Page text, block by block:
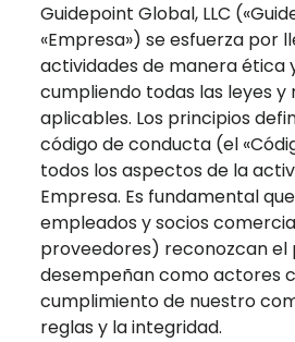
Guidepoint Global, LLC
«Empresa») se esfuerza por
actividades de manera ética
cumpliendo todas las leyes
aplicables. Los principios
código de conducta (el
todos los aspectos de la
Empresa. Es fundamental
empleados y socios
proveedores) reconozcan el
desempeñan como actores
cumplimiento de nuestro
reglas y la integridad.